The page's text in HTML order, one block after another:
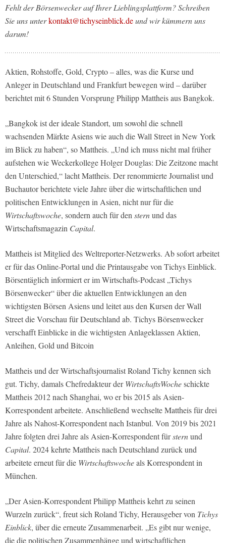
Fehlt der Börsenwecker auf Ihrer Lieblingsplattform? Schreiben
Sie uns unterkontakt@tichyseinblick.deund wir kümmern uns
darum!
Aktien, Rohstoffe, Gold, Crypto – alles, was die Kurse und
Anleger in Deutschland und Frankfurt bewegen wird – darüber
berichtet mit 6 Stunden Vorsprung Philipp Mattheis aus Bangkok.
„Bangkok ist der ideale Standort, um sowohl die schnell
wachsenden Märkte Asiens wie auch die Wall Street in New York
im Blick zu haben“, so Mattheis. „Und ich muss nicht mal früher
aufstehen wie Weckerkollege Holger Douglas: Die Zeitzone macht
den Unterschied,“ lacht Mattheis. Der renommierte Journalist und
Buchautor berichtete viele Jahre über die wirtschaftlichen und
politischen Entwicklungen in Asien, nicht nur für die
Wirtschaftswoche, sondern auch für den sternund das
Wirtschaftsmagazin Capital.
Mattheis ist Mitglied des Weltreporter-Netzwerks. Ab sofort arbeitet
er für das Online-Portal und die Printausgabe von Tichys Einblick.
Börsentäglich informiert er im Wirtschafts-Podcast „Tichys
Börsenwecker“ über die aktuellen Entwicklungen an den
wichtigsten Börsen Asiens und leitet aus den Kursen der Wall
Street die Vorschau für Deutschland ab. Tichys Börsenwecker
verschafft Einblicke in die wichtigsten Anlageklassen Aktien,
Anleihen, Gold und Bitcoin
Mattheis und der Wirtschaftsjournalist Roland Tichy kennen sich
gut. Tichy, damals Chefredakteur derWirtschaftsWocheschickte
Mattheis 2012 nach Shanghai, wo er bis 2015 als Asien-
Korrespondent arbeitete. Anschließend wechselte Mattheis für drei
Jahre als Nahost-Korrespondent nach Istanbul. Von 2019 bis 2021
Jahre folgten drei Jahre als Asien-Korrespondent fürsternund
Capital. 2024 kehrte Mattheis nach Deutschland zurück und
arbeitete erneut für die Wirtschaftswocheals Korrespondent in
München.
„Der Asien-Korrespondent Philipp Mattheis kehrt zu seinen
Wurzeln zurück“, freut sich Roland Tichy, Herausgeber von Tichys
Einblick, über die erneute Zusammenarbeit. „Es gibt nur wenige,
die die politischen Zusammenhänge und wirtschaftlichen